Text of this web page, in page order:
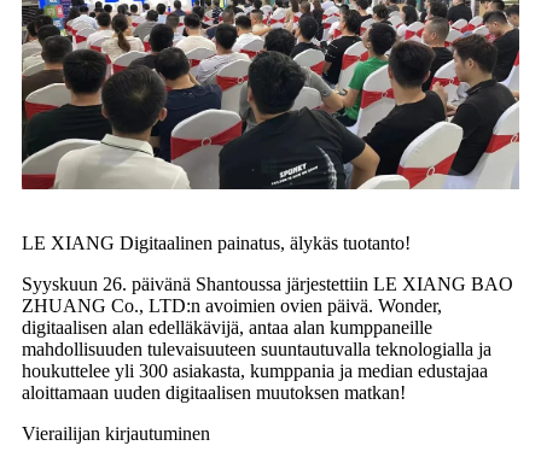
LE XIANG Digitaalinen painatus, älykäs tuotanto!
Syyskuun 26. päivänä Shantoussa järjestettiin LE XIANG BAO
ZHUANG Co., LTD:n avoimien ovien päivä. Wonder,
digitaalisen alan edelläkävijä, antaa alan kumppaneille
mahdollisuuden tulevaisuuteen suuntautuvalla teknologialla ja
houkuttelee yli 300 asiakasta, kumppania ja median edustajaa
aloittamaan uuden digitaalisen muutoksen matkan!
Vierailijan kirjautuminen